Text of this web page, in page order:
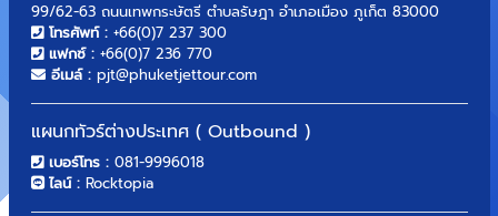
99/62-63 ถนนเทพกระษัตรี ตำบลรัษฎา อำเภอเมือง ภูเก็ต 83000
โทรศัพท์ : +66(0)7 237 300
แฟกซ์ : +66(0)7 236 770
อีเมล์ : pjt@phuketjettour.com
แผนกทัวร์ต่างประเทศ ( Outbound )
เบอร์โทร : 081-9996018
ไลน์ : Rocktopia